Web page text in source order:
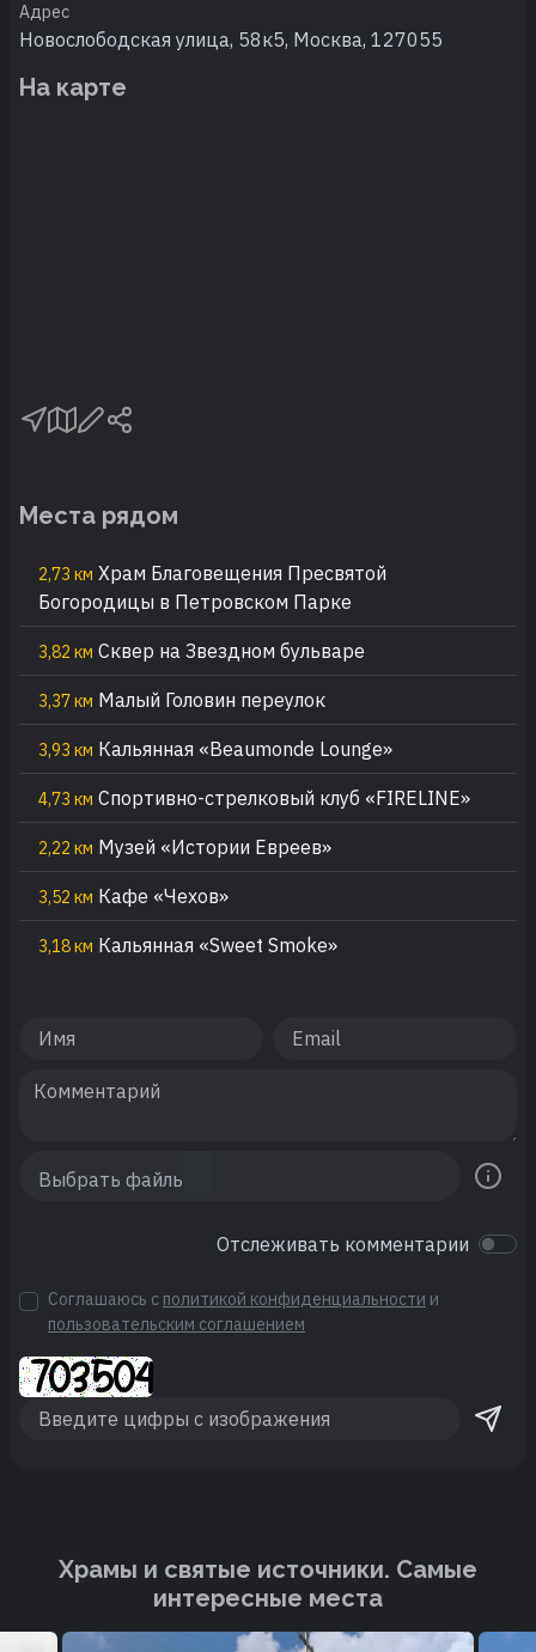
Адрес
Новослободская улица, 58к5, Москва, 127055
На карте
Места рядом
2,73 км Храм Благовещения Пресвятой
Богородицы в Петровском Парке
3,82 км Сквер на Звездном бульваре
3,37 км Малый Головин переулок
3,93 км Кальянная «Beaumonde Lounge»
4,73 км Спортивно-стрелковый клуб «FIRELINE»
2,22 км Музей «Истории Евреев»
3,52 км Кафе «Чехов»
3,18 км Кальянная «Sweet Smoke»
Отслеживать комментарии
Соглашаюсь с политикой конфиденциальности и
пользовательским соглашением
Храмы и святые источники. Cамые
интересные места